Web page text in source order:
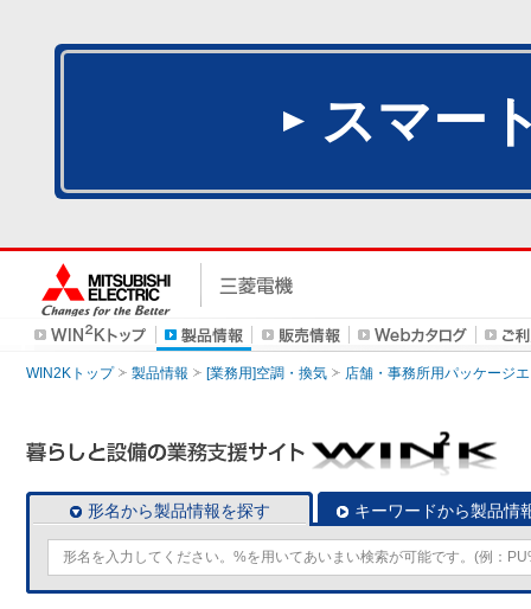
スマー
WIN2Kトップ 製品情報 [業務用]空調・換気 店舗・事務所用パッケージ
形名から製品情報を探す キーワードから製品情